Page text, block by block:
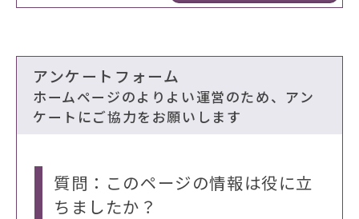
アンケートフォーム
ホームページのよりよい運営のため、アン
ケートにご協力をお願いします
質問：このページの情報は役に立
ちましたか？